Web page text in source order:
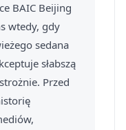
BAIC Beijing
wtedy, gdy
sedana
słabszą
Przed